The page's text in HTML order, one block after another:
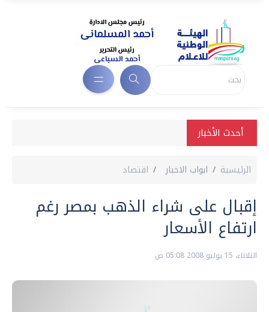
أحدث الأخبار
الرئيسية ابواب الاخبار اقتصاد
إقبال على شراء الذهب بمصر رغم
ارتفاع الأسعار
الثلاثاء، 15 يوليو 2008 05:08 ص